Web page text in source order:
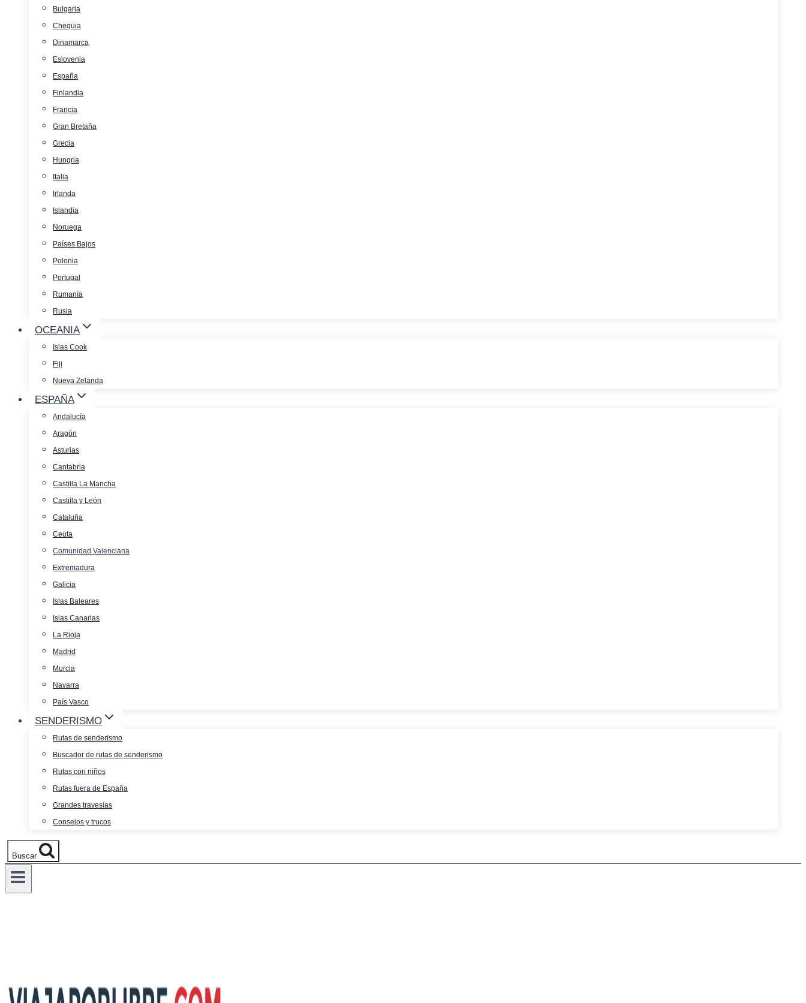
Bulgaria
Chequia
Dinamarca
Eslovenia
España
Finlandia
Francia
Gran Bretaña
Grecia
Hungria
Italia
Irlanda
Islandia
Noruega
Países Bajos
Polonia
Portugal
Rumanía
Rusia
OCEANIA
Islas Cook
Fiji
Nueva Zelanda
ESPAÑA
Andalucía
Aragón
Asturias
Cantabria
Castilla La Mancha
Castilla y León
Cataluña
Ceuta
Comunidad Valenciana
Extremadura
Galicia
Islas Baleares
Islas Canarias
La Rioja
Madrid
Murcia
Navarra
País Vasco
SENDERISMO
Rutas de senderismo
Buscador de rutas de senderismo
Rutas con niños
Rutas fuera de España
Grandes travesías
Consejos y trucos
Buscar